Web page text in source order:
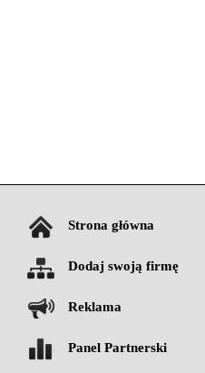
Strona główna
Dodaj swoją firmę
Reklama
Panel Partnerski